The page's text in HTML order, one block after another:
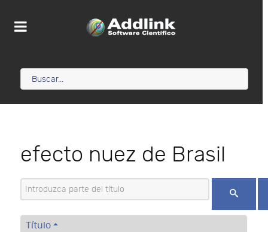
efecto nuez de Brasil
Introduzca parte del título
Título